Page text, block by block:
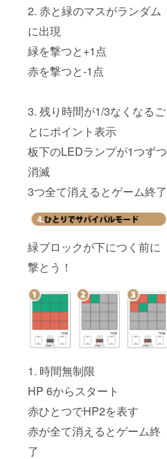
2. 赤と緑のマスがランダム
に出現
緑を撃つと+1点
赤を撃つと-1点
3. 残り時間が1/3なくなるご
とにポイント表示
板下のLEDランプが1つずつ
消滅
3つ全て消えるとゲーム終了
緑ブロックが下につく前に
撃とう！
1. 時間無制限
HP 6からスタート
赤ひとつでHP2を表す
赤が全て消えるとゲーム終
了